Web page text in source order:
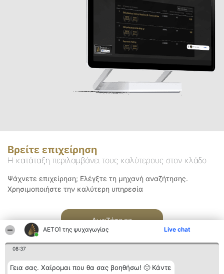
ΑΕΤΟΊ της ψυχαγωγίας Live chat
08:37
Γεια σας. Χαίρομαι που θα σας βοηθήσω! 🙂 Κάντε
Βρείτε επιχείρηση
Η κατάταξη περιλαμβάνει τους καλύτερους στον κλάδο
Ψάχνετε επιχείρηση; Ελέγξτε τη μηχανή αναζήτησης.
Χρησιμοποιήστε την καλύτερη υπηρεσία
Αναζήτηση